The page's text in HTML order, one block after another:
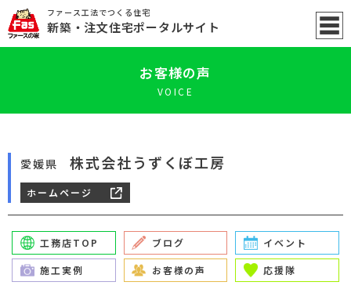
ファース工法でつくる住宅
新築 ・注文住宅ポータルサイト
お客様の声
VOICE
愛媛県 株式会社うずくぼ工房
ホームページ
工務店TOP ブログ イベント
施工実例 お客様の声 応援隊